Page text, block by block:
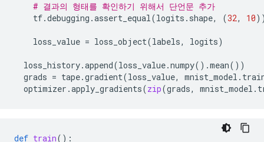
# 결과의 형태를 확인하기 위해서 단언문 추가
tf.debugging .assert_equal(logits . shape, (32, 10
loss_value = loss_object(labels, logits)
loss_history.append(loss_value.numpy() .mean())
grads = tape.gradient(loss_value, mnist_model .
optimizer .apply_gradients(zip(grads, mnist_model .
def train():